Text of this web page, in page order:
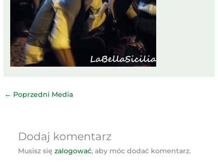
← Poprzedni Media
Dodaj komentarz
Musisz się zalogować, aby móc dodać komentarz.